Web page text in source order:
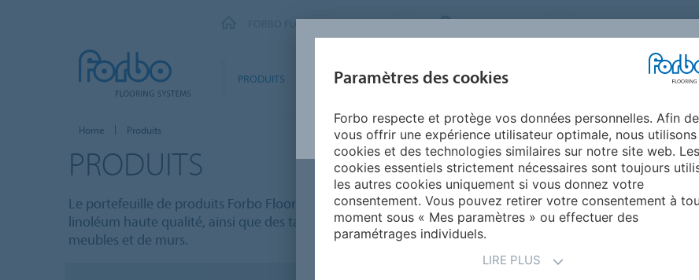
FORBO FLOORING SYSTEMS SWITZERLAND
PRODUITS SEGMENTS RÉFÉRENCES ENVIRONNEMENT
CENTRE DE
TÉLÉCHARGEMENT
Home Produits
PRODUITS
Le portefeuille de produits Forbo Flooring comprend des revêtements de sol en textile, vinyle et
linoléum haute qualité, ainsi que des tapis de propreté et des linoléums de surface pour revêtements de
meubles et de murs.
Paramètres des cookies
Forbo respecte et protège vos données personnelles. Afin de
vous offrir une expérience utilisateur optimale, nous
cookies et des technologies similaires sur notre site web. Les
cookies essentiels strictement nécessaires sont toujours
les autres cookies uniquement si vous donnez votre
consentement. Vous pouvez retirer votre consentement à
moment sous « Mes paramètres » ou effectuer des
paramétrages individuels.
LIRE PLUS